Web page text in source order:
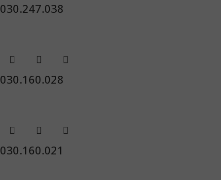
030.247.038
030.160.028
030.160.021